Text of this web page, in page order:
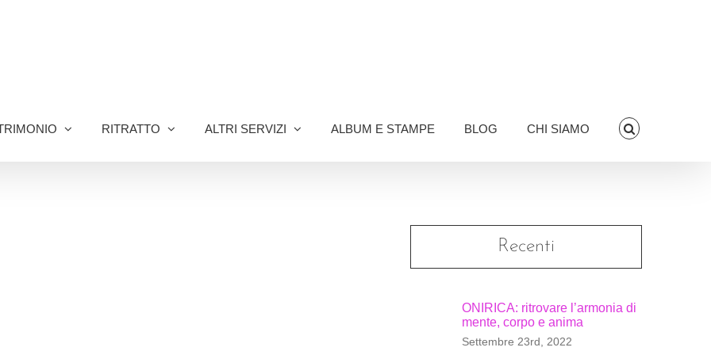
RITRATTO ALTRI SERVIZI ALBUM E STAMPE BLOG CHI SIAMO
Recenti
ONIRICA: ritrovare l’armonia di
mente, corpo e anima
Settembre 23rd, 2022